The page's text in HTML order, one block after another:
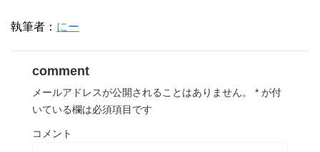
執筆者： にー
comment
メールアドレスが公開されることはありません。 * が付
いている欄は必須項目です
コメント